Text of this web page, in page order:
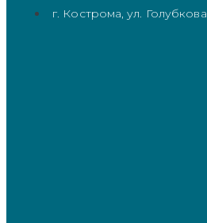
г. Кострома, ул. Голубкова